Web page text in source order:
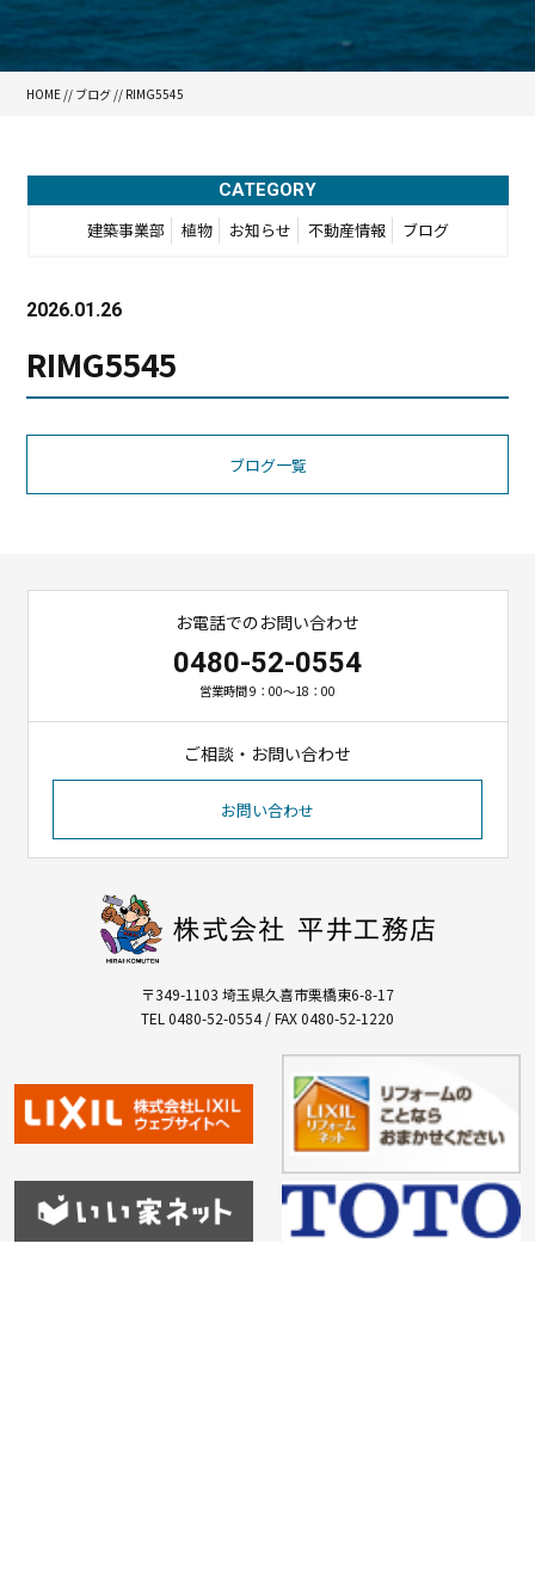
HOME // ブログ // RIMG5545
CATEGORY
建築事業部 植物 お知らせ 不動産情報 ブログ
2026.01.26
RIMG5545
ブログ一覧
お電話でのお問い合わせ
0480-52-0554
営業時間 9：00～18：00
ご相談・お問い合わせ
お問い合わせ
〒349-1103 埼玉県久喜市栗橋東6-8-17
TEL 0480-52-0554 / FAX 0480-52-1220